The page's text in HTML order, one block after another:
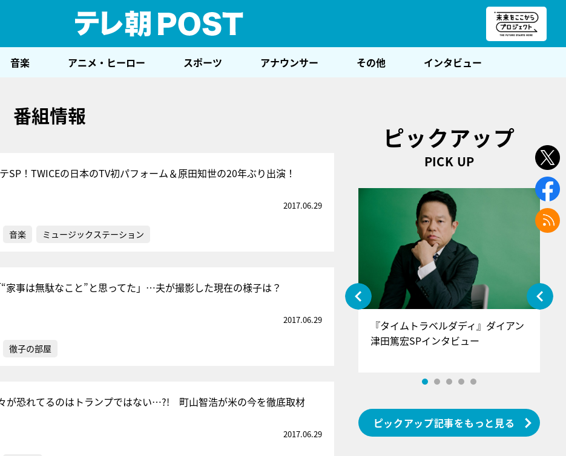
音楽 アニメ・ヒーロー スポーツ アナウンサー その他 インタビュー
番組情報
SP！TWICEの日本のTV初パフォーム＆原田知世の20年ぶり出演！
2017.06.29
音楽 ミュージックステーション
家事は無駄なこと”と思ってた」…夫が撮影した現在の様子は？
2017.06.29
徹子の部屋
が恐れてるのはトランプではない…?! 町山智浩が米の今を徹底取材
2017.06.29
ピックアップ
PICK UP
『アイ＝ラブ！げーみんぐ』＝LOV
『タイムトラベルダディ』ダイアン
津田篤宏SPインタビュー
ピックアップ記事をもっと見る